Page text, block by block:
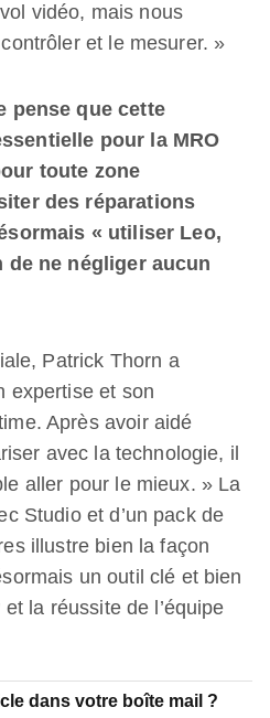
vidéo, mais nous
et le mesurer. »
pense que cette
pour la MRO
toute zone
des réparations
« utiliser Leo,
de ne négliger aucun
Patrick Thorn a
expertise et son
Après avoir aidé
avec la technologie, il
aller pour le mieux. » La
Studio et d’un pack de
illustre bien la façon
un outil clé et bien
la réussite de l’équipe
dans votre boîte mail ?